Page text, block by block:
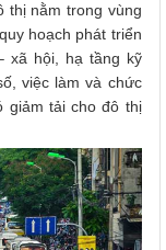
thị nằm trong vùng
hoạch phát triển
xã hội, hạ tầng kỹ
việc làm và chức
giảm tải cho đô thị